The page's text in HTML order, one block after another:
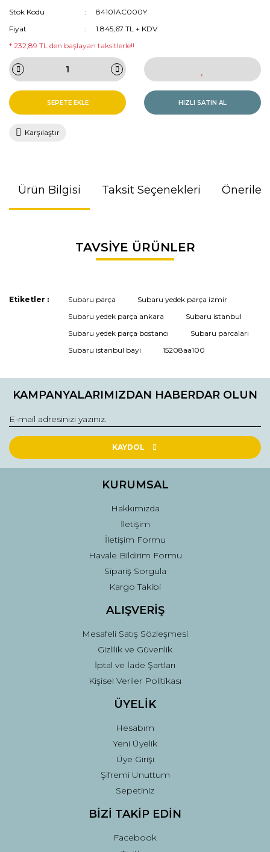
Stok Kodu
84101AC000Y
Fiyat
1.845,67 TL + KDV
* 232,89 TL den başlayan taksitlerle!!
SEPETE EKLE HIZLI SATIN AL
Karşılaştır
Ürün Bilgisi Taksit Seçenekleri
Bu ürünün fiyat bilgisi, resim, ürün açıklamalarında ve diğer
konularda yetersiz gördüğünüz noktaları öneri formunu
TAVSİYE ÜRÜNLER
Etiketler : Subaru parça
Subaru yedek parça izmir
Subaru yedek parça ankara
Subaru istanbul
Subaru yedek parça bostancı
Subaru parcaları
Subaru istanbul bayi
15208aa100
KAMPANYALARIMIZDAN HABERDAR OLUN
KAYDOL
KURUMSAL
Hakkımızda
İletişim
İletişim Formu
Havale Bildirim Formu
Sipariş Sorgula
Kargo Takibi
ALIŞVERİŞ
Mesafeli Satış Sözleşmesi
Gizlilik ve Güvenlik
İptal ve İade Şartları
Kişisel Veriler Politikası
ÜYELİK
Hesabım
Yeni Üyelik
Üye Girişi
Şifremi Unuttum
Sepetiniz
BİZİ TAKİP EDİN
Facebook